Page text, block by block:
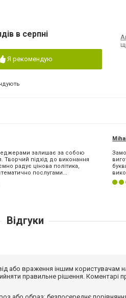
в серпні
Я рекомендую
залишає за собою
Творчий підхід до виконання
радує цінова політика,
послугами...
Відгуки
або враження іншим
правильне рішення. Коментарі